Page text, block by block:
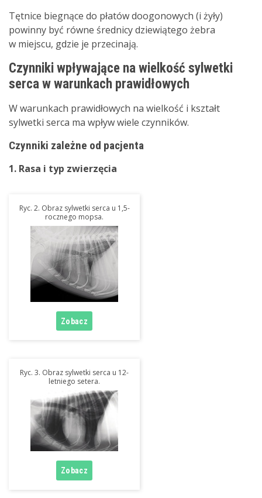
Tętnice biegnące do płatów doogonowych (i żyły)
powinny być równe średnicy dziewiątego żebra
w miejscu, gdzie je przecinają.
Czynniki wpływające na wielkość sylwetki
serca w warunkach prawidłowych
W warunkach prawidłowych na wielkość i kształt
sylwetki serca ma wpływ wiele czynników.
Czynniki zależne od pacjenta
1. Rasa i typ zwierzęcia
Ryc. 2. Obraz sylwetki serca u 1,5-
rocznego mopsa.
Ryc. 3. Obraz sylwetki serca u 12-
letniego setera.